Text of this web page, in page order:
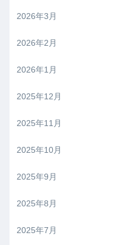
2026年3月
2026年2月
2026年1月
2025年12月
2025年11月
2025年10月
2025年9月
2025年8月
2025年7月